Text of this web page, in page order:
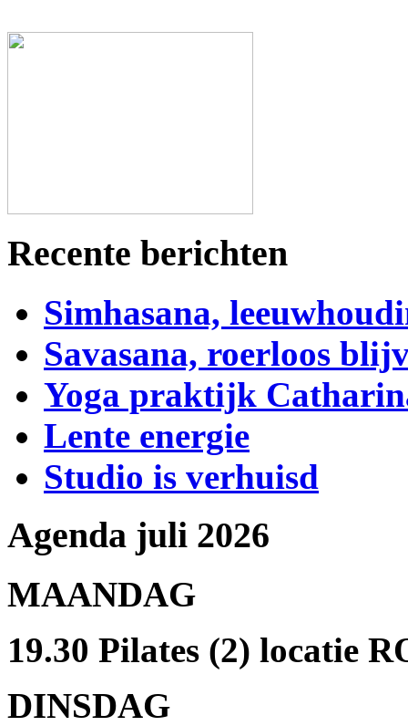
Recente berichten
Simhasana,
Savasana, roerloos
Yoga praktijk
Lente energie
Studio is verhuisd
Agenda juli 2026
MAANDAG
19.30 Pilates (2) locatie
DINSDAG